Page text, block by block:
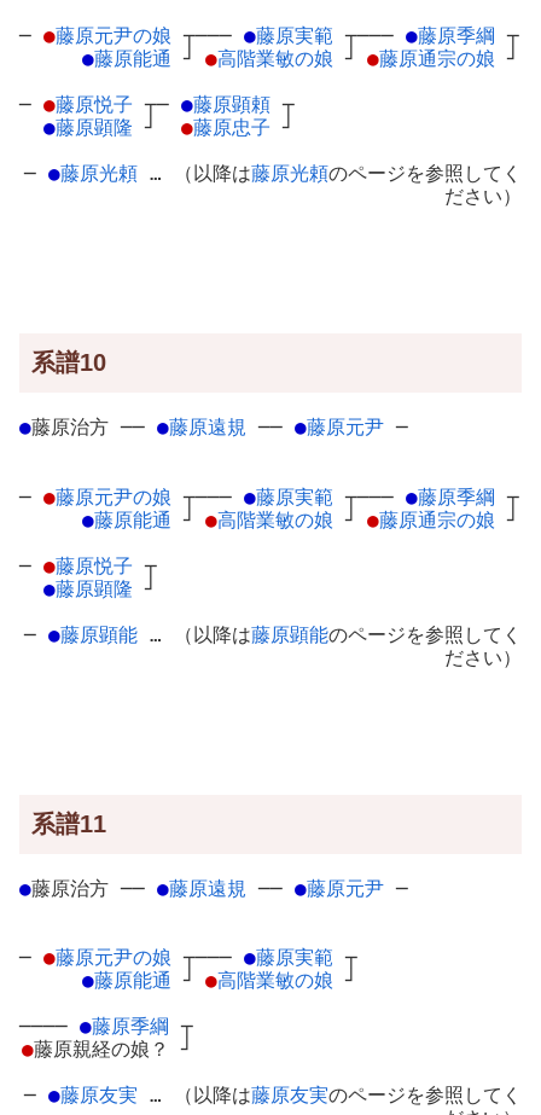
─ ●藤原元尹の娘 ┬
●藤原能通 ┘
─── ●藤原実範 ┬
●高階業敏の娘 ┘
─── ●藤原季綱 ┬
●藤原通宗の娘 ┘
─ ●藤原悦子 ┬
●藤原顕隆 ┘
─ ●藤原顕頼 ┬
●藤原忠子 ┘
─ ●藤原光頼 … （以降は藤原光頼のページを参照してく
ださい）
系譜10
●藤原治方 ── ●藤原遠規 ── ●藤原元尹 ─
─ ●藤原元尹の娘 ┬
●藤原能通 ┘
─── ●藤原実範 ┬
●高階業敏の娘 ┘
─── ●藤原季綱 ┬
●藤原通宗の娘 ┘
─ ●藤原悦子 ┬
●藤原顕隆 ┘
─ ●藤原顕能 … （以降は藤原顕能のページを参照してく
ださい）
系譜11
●藤原治方 ── ●藤原遠規 ── ●藤原元尹 ─
─ ●藤原元尹の娘 ┬
●藤原能通 ┘
─── ●藤原実範 ┬
●高階業敏の娘 ┘
──── ●藤原季綱 ┬
●藤原親経の娘？ ┘
─ ●藤原友実 … （以降は藤原友実のページを参照してく